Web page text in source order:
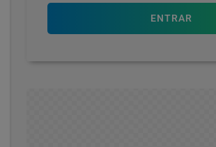
ENTRAR